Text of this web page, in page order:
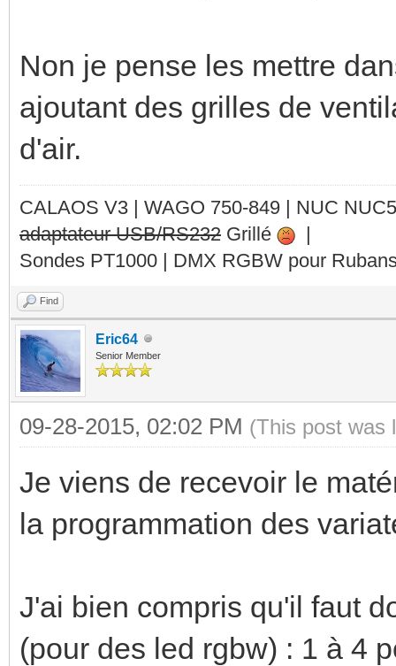
Non je pense les mettre
ajoutant des grilles de
d'air.
CALAOS V3 | WAGO 750-849 | NUC
adaptateur USB/RS232 Grillé
|
Sondes PT1000 | DMX RGBW pour
Find
Eric64
Senior Member
09-28-2015, 02:02 PM (This post was
Je viens de recevoir le
la programmation des
J'ai bien compris qu'il faut
(pour des led rgbw) : 1 à 4